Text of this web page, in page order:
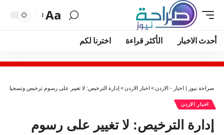
Aa
أحدث الاخبار الأكثر قراءة اخترنا لكم
صراحة نيوز | اخبار - الاردن> اخبار الاردن> إدارة الترخيص: لا تغيير على رسوم ترخيص وتسجيل
اخبار الاردن
إدارة الترخيص: لا تغيير على رسوم